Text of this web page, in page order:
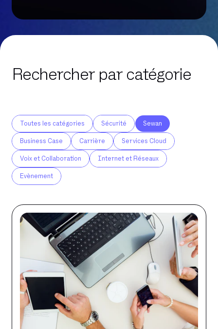
Rechercher par catégorie
Toutes les catégories Sécurité Sewan
Business Case Carrière Services Cloud
Voix et Collaboration Internet et Réseaux
Evènement